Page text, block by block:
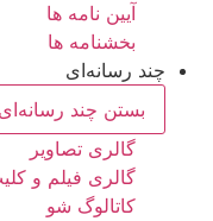
آیین نامه ها
بخشنامه ها
چند رسانه‌ای
بستن چند رسانه‌ای
گالری تصاویر
گالری فیلم و
کاتالوگ شو